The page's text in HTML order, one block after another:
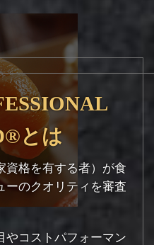
とは
資格を有する者）が食
ーのクオリティを審査
やコストパフォーマン